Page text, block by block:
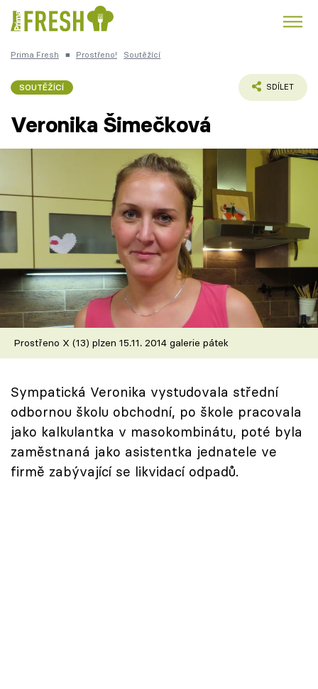
Česká kuchyně
Recepty
Články
TV Program
Škola vaření
Speciál: Cuketa
Těhotnej kuchař
Sledujte prima+
Prima Fresh ■ Prostřeno! Soutěžící
SOUTĚŽÍCÍ SDÍLET
Veronika Šimečková
Prostřeno X (13) plzen 15.11. 2014 galerie pátek
Sympatická Veronika vystudovala střední
odbornou školu obchodní, po škole pracovala
jako kalkulantka v masokombinátu, poté byla
zaměstnaná jako asistentka jednatele ve
firmě zabývající se likvidací odpadů.